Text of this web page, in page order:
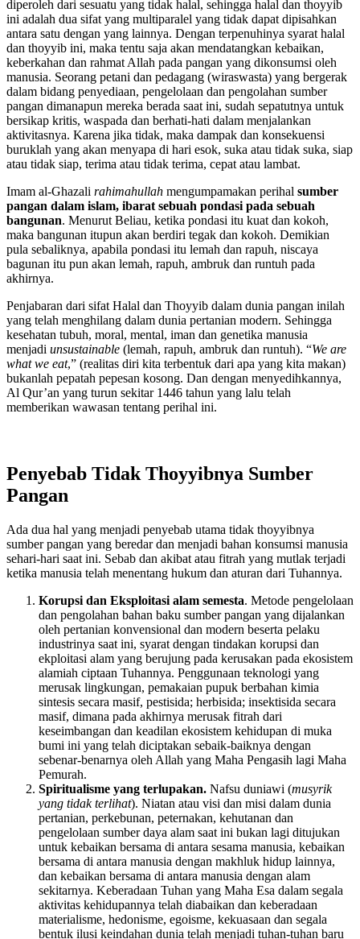
diperoleh dari sesuatu yang tidak halal, sehingga halal dan thoyyib
ini adalah dua sifat yang multiparalel yang tidak dapat dipisahkan
antara satu dengan yang lainnya. Dengan terpenuhinya syarat halal
dan thoyyib ini, maka tentu saja akan mendatangkan kebaikan,
keberkahan dan rahmat Allah pada pangan yang dikonsumsi oleh
manusia. Seorang petani dan pedagang (wiraswasta) yang bergerak
dalam bidang penyediaan, pengelolaan dan pengolahan sumber
pangan dimanapun mereka berada saat ini, sudah sepatutnya untuk
bersikap kritis, waspada dan berhati-hati dalam menjalankan
aktivitasnya. Karena jika tidak, maka dampak dan konsekuensi
buruklah yang akan menyapa di hari esok, suka atau tidak suka, siap
atau tidak siap, terima atau tidak terima, cepat atau lambat.
Imam al-Ghazali rahimahullah mengumpamakan perihal sumber
pangan dalam islam, ibarat sebuah pondasi pada sebuah
bangunan. Menurut Beliau, ketika pondasi itu kuat dan kokoh,
maka bangunan itupun akan berdiri tegak dan kokoh. Demikian
pula sebaliknya, apabila pondasi itu lemah dan rapuh, niscaya
bagunan itu pun akan lemah, rapuh, ambruk dan runtuh pada
akhirnya.
Penjabaran dari sifat Halal dan Thoyyib dalam dunia pangan inilah
yang telah menghilang dalam dunia pertanian modern. Sehingga
kesehatan tubuh, moral, mental, iman dan genetika manusia
menjadi unsustainable (lemah, rapuh, ambruk dan runtuh). “We are
what we eat,” (realitas diri kita terbentuk dari apa yang kita makan)
bukanlah pepatah pepesan kosong. Dan dengan menyedihkannya,
Al Qur’an yang turun sekitar 1446 tahun yang lalu telah
memberikan wawasan tentang perihal ini.
Penyebab Tidak Thoyyibnya Sumber
Pangan
Ada dua hal yang menjadi penyebab utama tidak thoyyibnya
sumber pangan yang beredar dan menjadi bahan konsumsi manusia
sehari-hari saat ini. Sebab dan akibat atau fitrah yang mutlak terjadi
ketika manusia telah menentang hukum dan aturan dari Tuhannya.
Korupsi dan Eksploitasi alam semesta. Metode pengelolaan
dan pengolahan bahan baku sumber pangan yang dijalankan
oleh pertanian konvensional dan modern beserta pelaku
industrinya saat ini, syarat dengan tindakan korupsi dan
ekploitasi alam yang berujung pada kerusakan pada ekosistem
alamiah ciptaan Tuhannya. Penggunaan teknologi yang
merusak lingkungan, pemakaian pupuk berbahan kimia
sintesis secara masif, pestisida; herbisida; insektisida secara
masif, dimana pada akhirnya merusak fitrah dari
keseimbangan dan keadilan ekosistem kehidupan di muka
bumi ini yang telah diciptakan sebaik-baiknya dengan
sebenar-benarnya oleh Allah yang Maha Pengasih lagi Maha
Pemurah.
Spiritualisme yang terlupakan. Nafsu duniawi (musyrik
yang tidak terlihat). Niatan atau visi dan misi dalam dunia
pertanian, perkebunan, peternakan, kehutanan dan
pengelolaan sumber daya alam saat ini bukan lagi ditujukan
untuk kebaikan bersama di antara sesama manusia, kebaikan
bersama di antara manusia dengan makhluk hidup lainnya,
dan kebaikan bersama di antara manusia dengan alam
sekitarnya. Keberadaan Tuhan yang Maha Esa dalam segala
aktivitas kehidupannya telah diabaikan dan keberadaan
materialisme, hedonisme, egoisme, kekuasaan dan segala
bentuk ilusi keindahan dunia telah menjadi tuhan-tuhan baru